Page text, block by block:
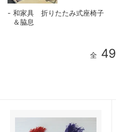
和家具 折りたたみ式座椅子
＆脇息
全 49